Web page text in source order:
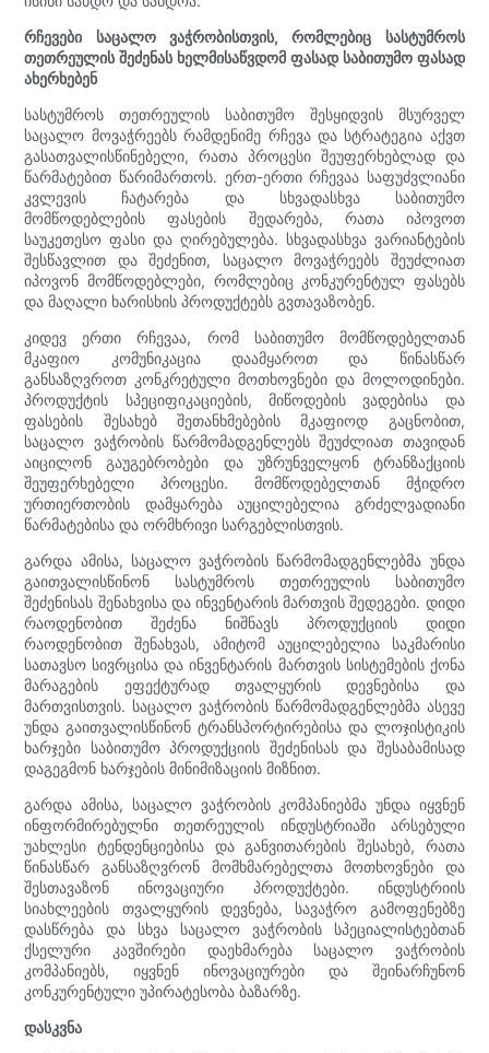
რჩევები საცალო ვაჭრობისთვის, რომლებიც სასტუმროს
თეთრეულის შეძენას ხელმისაწვდომ ფასად საბითუმო ფასად
ახერხებენ
სასტუმროს თეთრეულის საბითუმო შესყიდვის მსურველ
საცალო მოვაჭრეებს რამდენიმე რჩევა და სტრატეგია აქვთ
გასათვალისწინებელი, რათა პროცესი შეუფერხებლად და
წარმატებით წარიმართოს. ერთ-ერთი რჩევაა საფუძვლიანი
კვლევის ჩატარება და სხვადასხვა საბითუმო
მომწოდებლების ფასების შედარება, რათა იპოვოთ
საუკეთესო ფასი და ღირებულება. სხვადასხვა ვარიანტების
შესწავლით და შეძენით, საცალო მოვაჭრეებს შეუძლიათ
იპოვონ მომწოდებლები, რომლებიც კონკურენტულ ფასებს
და მაღალი ხარისხის პროდუქტებს გვთავაზობენ.
კიდევ ერთი რჩევაა, რომ საბითუმო მომწოდებელთან
მკაფიო კომუნიკაცია დაამყაროთ და წინასწარ
განსაზღვროთ კონკრეტული მოთხოვნები და მოლოდინები.
პროდუქტის სპეციფიკაციების, მიწოდების ვადებისა და
ფასების შესახებ შეთანხმებების მკაფიოდ გაცნობით,
საცალო ვაჭრობის წარმომადგენლებს შეუძლიათ თავიდან
აიცილონ გაუგებრობები და უზრუნველყონ ტრანზაქციის
შეუფერხებელი პროცესი. მომწოდებელთან მჭიდრო
ურთიერთობის დამყარება აუცილებელია გრძელვადიანი
წარმატებისა და ორმხრივი სარგებლისთვის.
გარდა ამისა, საცალო ვაჭრობის წარმომადგენლებმა უნდა
გაითვალისწინონ სასტუმროს თეთრეულის საბითუმო
შეძენისას შენახვისა და ინვენტარის მართვის შედეგები. დიდი
რაოდენობით შეძენა ნიშნავს პროდუქციის დიდი
რაოდენობით შენახვას, ამიტომ აუცილებელია საკმარისი
სათავსო სივრცისა და ინვენტარის მართვის სისტემების ქონა
მარაგების ეფექტურად თვალყურის დევნებისა და
მართვისთვის. საცალო ვაჭრობის წარმომადგენლებმა ასევე
უნდა გაითვალისწინონ ტრანსპორტირებისა და ლოჯისტიკის
ხარჯები საბითუმო პროდუქციის შეძენისას და შესაბამისად
დაგეგმონ ხარჯების მინიმიზაციის მიზნით.
გარდა ამისა, საცალო ვაჭრობის კომპანიებმა უნდა იყვნენ
ინფორმირებულნი თეთრეულის ინდუსტრიაში არსებული
უახლესი ტენდენციებისა და განვითარების შესახებ, რათა
წინასწარ განსაზღვრონ მომხმარებელთა მოთხოვნები და
შესთავაზონ ინოვაციური პროდუქტები. ინდუსტრიის
სიახლეების თვალყურის დევნება, სავაჭრო გამოფენებზე
დასწრება და სხვა საცალო ვაჭრობის სპეციალისტებთან
ქსელური კავშირები დაეხმარება საცალო ვაჭრობის
კომპანიებს, იყვნენ ინოვაციურები და შეინარჩუნონ
კონკურენტული უპირატესობა ბაზარზე.
დასკვნა